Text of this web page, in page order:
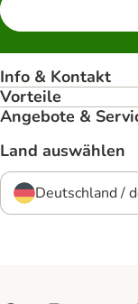
Info & Kontakt
Vorteile
Angebote &
Land auswählen
Deutschland /